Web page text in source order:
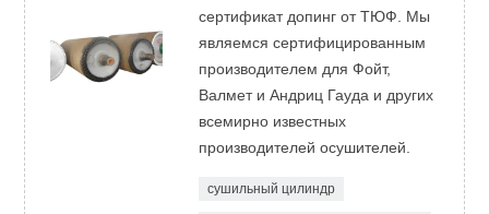
сертификат допинг от ТЮФ. Мы
являемся сертифицированным
производителем для Фойт,
Валмет и Андриц Гауда и других
всемирно известных
производителей осушителей.
сушильный цилиндр